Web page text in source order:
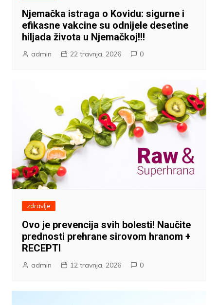
Njemačka istraga o Kovidu: sigurne i
efikasne vakcine su odnijele desetine
hiljada života u Njemačkoj!!!
admin 22 travnja, 2026 0
zdravlje
Ovo je prevencija svih bolesti! Naučite
prednosti prehrane sirovom hranom +
RECEPTI
admin 12 travnja, 2026 0